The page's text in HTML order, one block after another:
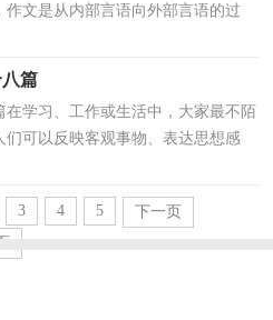
文是从内部言语向外部言语的过
能明白的语言，向开展...
八篇
在学习、工作或生活中，大家最不陌
可以反映客观事物、表达思想感
作文才能称之为优...
3 4 5
下一页